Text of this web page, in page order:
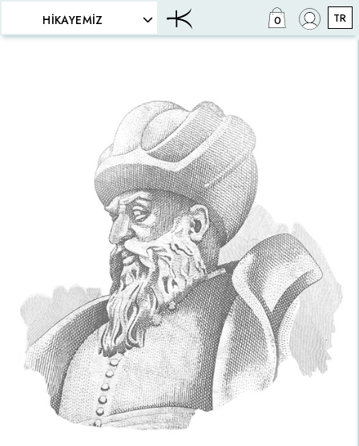
HIKAYEMIZ 0 TR